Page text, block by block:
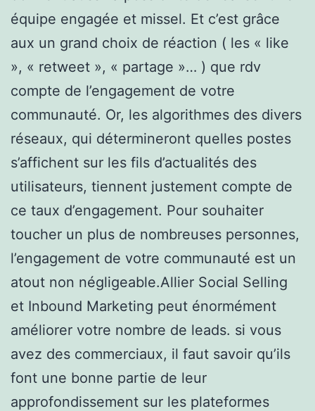
équipe engagée et missel. Et c’est grâce
aux un grand choix de réaction ( les « like
», « retweet », « partage »… ) que rdv
compte de l’engagement de votre
communauté. Or, les algorithmes des divers
réseaux, qui détermineront quelles postes
s’affichent sur les fils d’actualités des
utilisateurs, tiennent justement compte de
ce taux d’engagement. Pour souhaiter
toucher un plus de nombreuses personnes,
l’engagement de votre communauté est un
atout non négligeable.Allier Social Selling
et Inbound Marketing peut énormément
améliorer votre nombre de leads. si vous
avez des commerciaux, il faut savoir qu’ils
font une bonne partie de leur
approfondissement sur les plateformes